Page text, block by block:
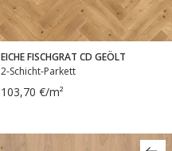
EICHE FISCHGRAT CD GEÖLT
2-Schicht-Parkett
103,70 €/m²